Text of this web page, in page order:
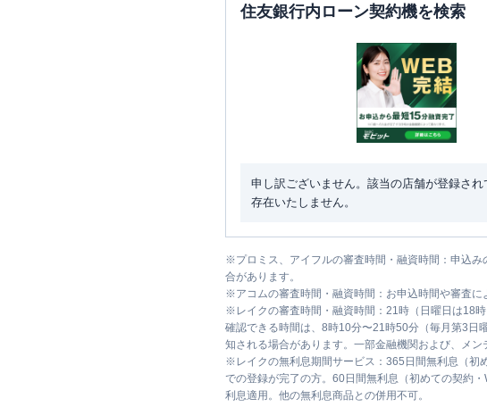
住友銀行内ローン契約機を検索
申し訳ございません。該当の店舗が登録され
存在いたしません。
※プロミス、アイフルの審査時間・融資時間：申込
合があります。
※アコムの審査時間・融資時間：お申込時間や審査に
※ レイクの審査時間・融資時間：21時（日曜日は18
確認できる時間は、8時10分〜21時50分（毎月第3日
知される場合があります。一部金融機関および、メン
※ レイクの無利息期間サービス：365日間無利息（
での登録が完了の方。60日間無利息（初めての契約
利息適用。他の無利息商品との併用不可。